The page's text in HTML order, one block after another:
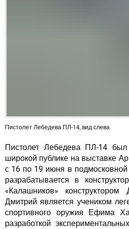
Пистолет Лебедева ПЛ-14, вид слева
Пистолет Лебедева ПЛ-14
широкой публике на выставке
с 16 по 19 июня в подмосковной
разрабатывается в
«Калашников»
Дмитрий является учеником
спортивного оружия Ефима
разработкой